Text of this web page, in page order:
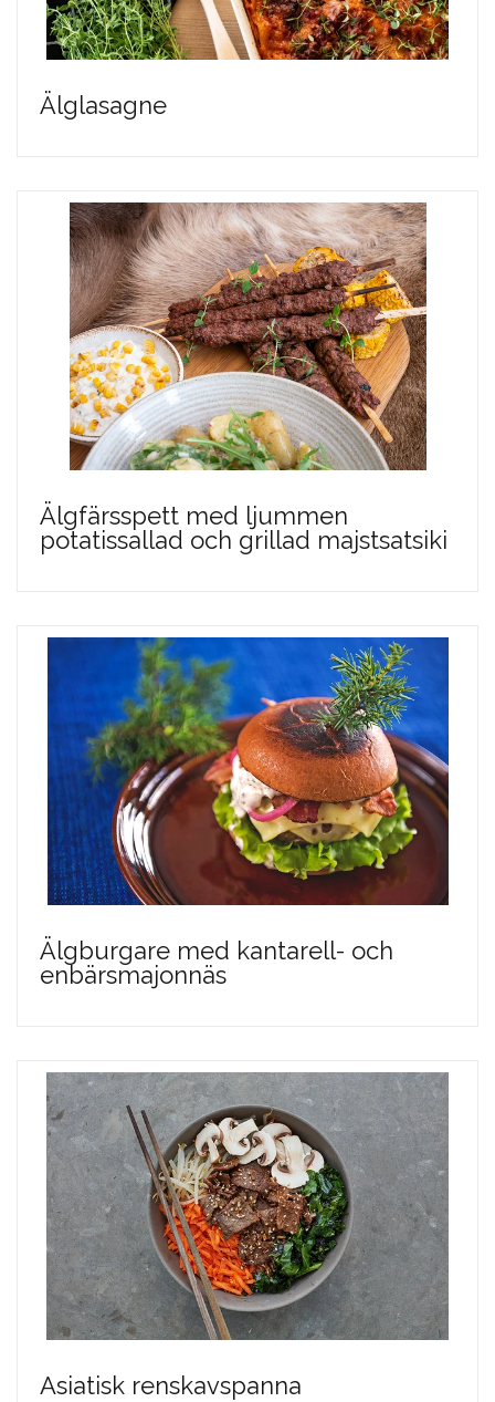
Älglasagne
Älgfärsspett med ljummen
potatissallad och grillad majstsatsiki
Älgburgare med kantarell- och
enbärsmajonnäs
Asiatisk renskavspanna